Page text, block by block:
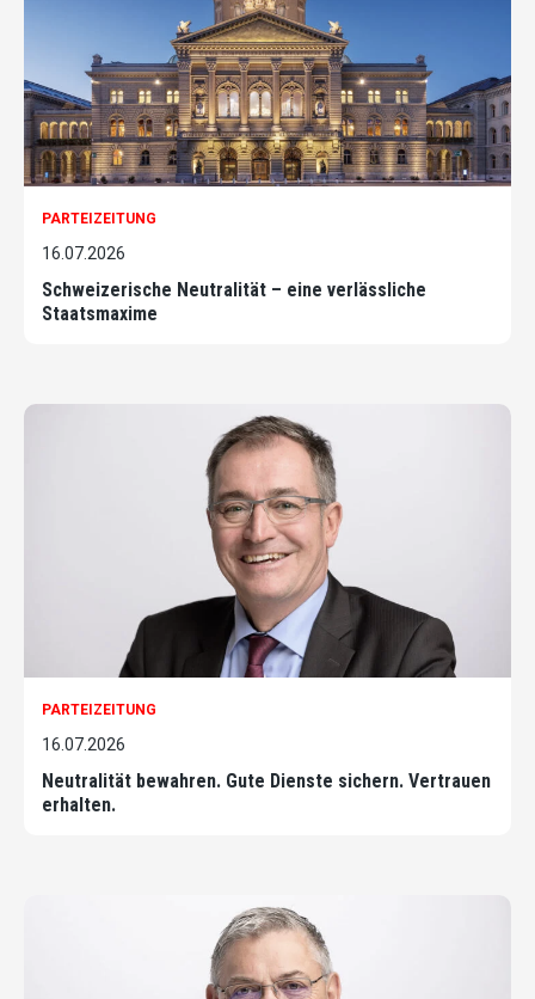
PARTEIZEITUNG
16.07.2026
Schweizerische Neutralität – eine verlässliche
Staatsmaxime
PARTEIZEITUNG
16.07.2026
Neutralität bewahren. Gute Dienste sichern. Vertrauen
erhalten.